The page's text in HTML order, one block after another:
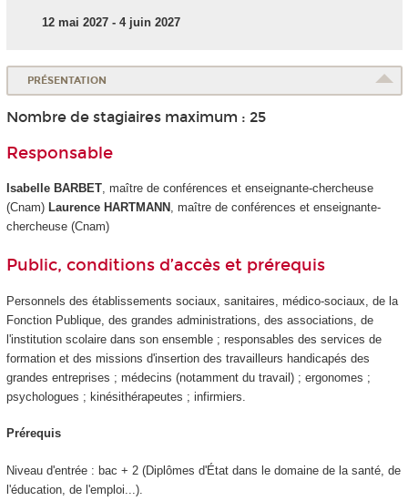
12 mai 2027 - 4 juin 2027
PRÉSENTATION
Nombre de stagiaires maximum : 25
Responsable
Isabelle BARBET, maître de conférences et enseignante-chercheuse
(Cnam) Laurence HARTMANN , maître de conférences et enseignante-
chercheuse (Cnam)
Public, conditions d’accès et prérequis
Personnels des établissements sociaux, sanitaires, médico-sociaux, de la
Fonction Publique, des grandes administrations, des associations, de
l'institution scolaire dans son ensemble ; responsables des services de
formation et des missions d'insertion des travailleurs handicapés des
grandes entreprises ; médecins (notamment du travail) ; ergonomes ;
psychologues ; kinésithérapeutes ; infirmiers.
Prérequis
Niveau d'entrée : bac + 2 (Diplômes d'État dans le domaine de la santé, de
l'éducation, de l'emploi...).